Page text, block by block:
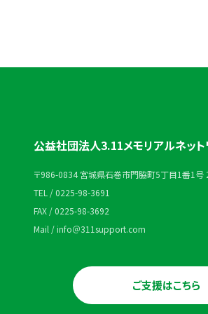
公益社団法人3.11メモリアルネット
〒986-0834 宮城県石巻市門脇町5丁目1番1号
TEL / 0225-98-3691
FAX / 0225-98-3692
Mail / info＠311support.com
ご支援はこちら